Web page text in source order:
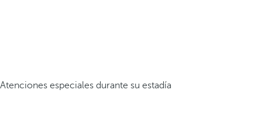
Atenciones especiales durante su estadía